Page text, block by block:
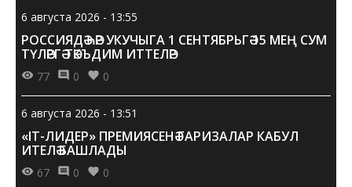
6 августа 2026 - 13:55
РОССИЯДӘ ҺӘР УКУЧЫГА 1 СЕНТЯБРЬГӘ 15 МЕҢ СУМ
ТҮЛӘРГӘ ТӘКЪДИМ ИТТЕЛӘР
77 0 0
6 августа 2026 - 13:51
«IT-ЛИДЕР» ПРЕМИЯСЕНӘ ГАРИЗАЛАР КАБУЛ
ИТЕЛӘ БАШЛАДЫ
67 0 0